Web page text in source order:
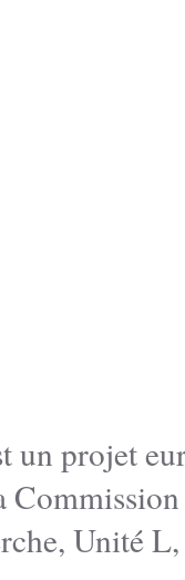
un projet
Unité